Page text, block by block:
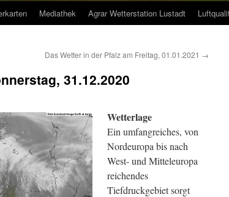
Mediathek Agrar Wetterstation Lustadt
Das Wetter in der Pfalz am Freitag, 01.01.2021 →
31.12.2020
Wetterlage
Ein umfangreiches, von
Nordeuropa bis nach
West- und Mitteleuropa
reichendes
Tiefdruckgebiet sorgt